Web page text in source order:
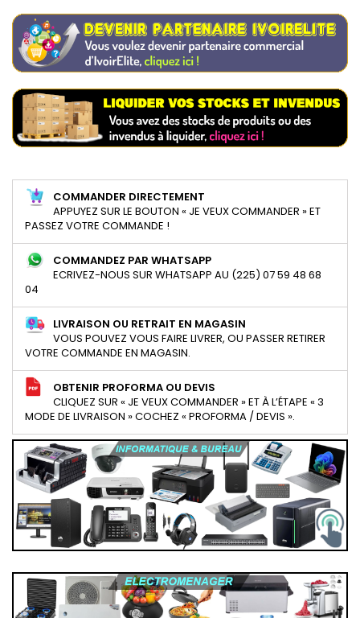
COMMANDER DIRECTEMENT
APPUYEZ SUR LE BOUTON « JE VEUX COMMANDER » ET
PASSEZ VOTRE COMMANDE !
COMMANDEZ PAR WHATSAPP
ECRIVEZ-NOUS SUR WHATSAPP AU (225) 07 59 48 68
04
LIVRAISON OU RETRAIT EN MAGASIN
VOUS POUVEZ VOUS FAIRE LIVRER, OU PASSER RETIRER
VOTRE COMMANDE EN MAGASIN.
OBTENIR PROFORMA OU DEVIS
CLIQUEZ SUR « JE VEUX COMMANDER » ET À L’ÉTAPE « 3
MODE DE LIVRAISON » COCHEZ « PROFORMA / DEVIS ».